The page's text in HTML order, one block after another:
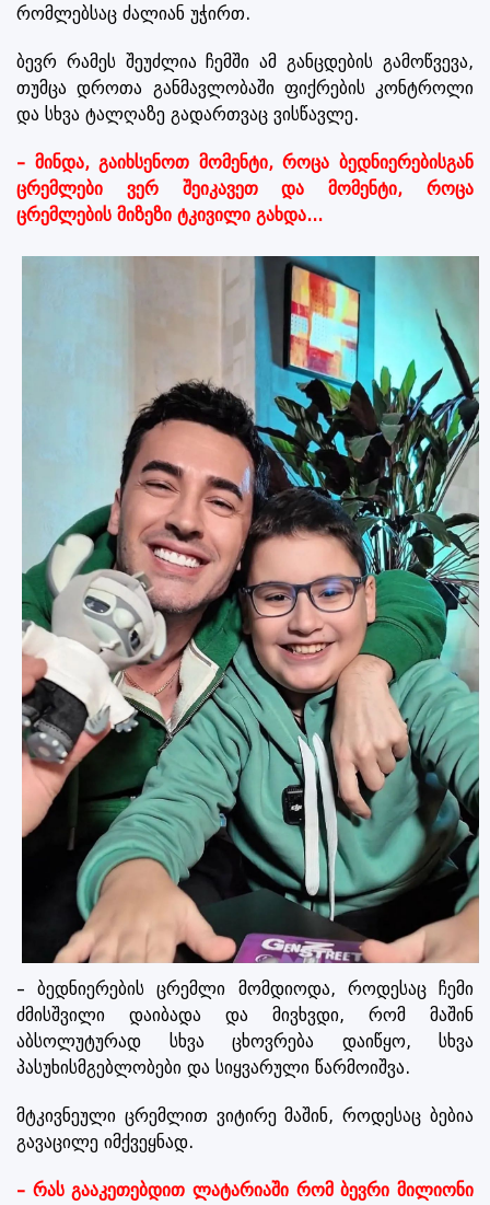
რომლებსაც ძალიან უჭირთ.
ბევრ რამეს შეუძლია ჩემში ამ განცდების გამოწვევა,
თუმცა დროთა განმავლობაში ფიქრების კონტროლი
და სხვა ტალღაზე გადართვაც ვისწავლე.
– მინდა, გაიხსენოთ მომენტი, როცა ბედნიერებისგან
ცრემლები ვერ შეიკავეთ და მომენტი, როცა
ცრემლების მიზეზი ტკივილი გახდა...
– ბედნიერების ცრემლი მომდიოდა, როდესაც ჩემი
ძმისშვილი დაიბადა და მივხვდი, რომ მაშინ
აბსოლუტურად სხვა ცხოვრება დაიწყო, სხვა
პასუხისმგებლობები და სიყვარული წარმოიშვა.
მტკივნეული ცრემლით ვიტირე მაშინ, როდესაც ბებია
გავაცილე იმქვეყნად.
– რას გააკეთებდით ლატარიაში რომ ბევრი მილიონი